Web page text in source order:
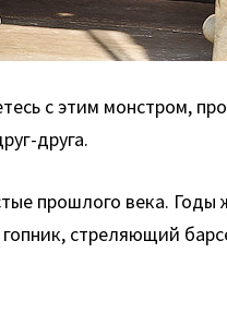
с этим монстром,
друга.
прошлого века.
стреляющий